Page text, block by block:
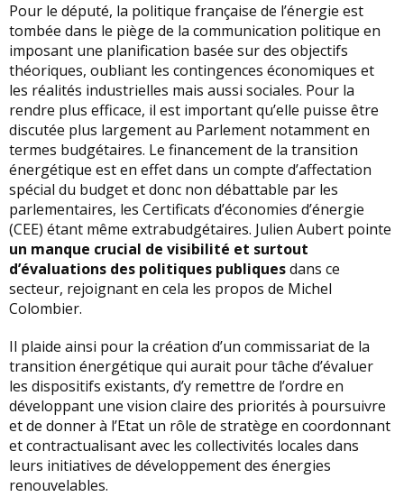
Pour le député, la politique française de l’énergie est
tombée dans le piège de la communication politique en
imposant une planification basée sur des objectifs
théoriques, oubliant les contingences économiques et
les réalités industrielles mais aussi sociales. Pour la
rendre plus efficace, il est important qu’elle puisse être
discutée plus largement au Parlement notamment en
termes budgétaires. Le financement de la transition
énergétique est en effet dans un compte d’affectation
spécial du budget et donc non débattable par les
parlementaires, les Certificats d’économies d’énergie
(CEE) étant même extrabudgétaires. Julien Aubert pointe
un manque crucial de visibilité et surtout
d’évaluations des politiques publiquesdans ce
secteur, rejoignant en cela les propos de Michel
Colombier.
Il plaide ainsi pour la création d’un commissariat de la
transition énergétique qui aurait pour tâche d’évaluer
les dispositifs existants, d’y remettre de l’ordre en
développant une vision claire des priorités à poursuivre
et de donner à l’Etat un rôle de stratège en coordonnant
et contractualisant avec les collectivités locales dans
leurs initiatives de développement des énergies
renouvelables.